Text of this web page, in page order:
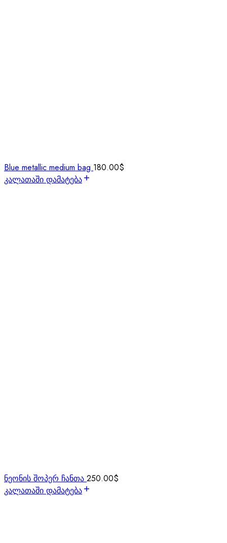
Blue metallic medium bag 180.00$
კალათაში დამატება
ნეონის შოპერ ჩანთა 250.00$
კალათაში დამატება